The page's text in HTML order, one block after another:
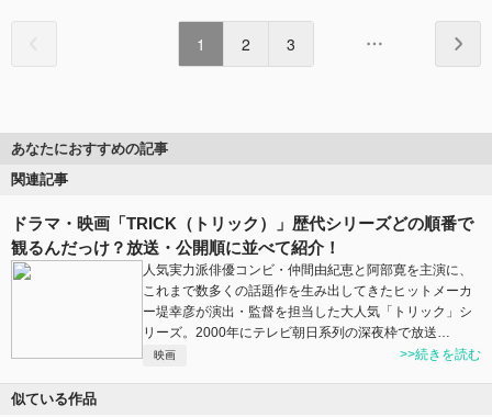
1 2 3
あなたにおすすめの記事
関連記事
ドラマ・映画「TRICK（トリック）」歴代シリーズどの順番で
観るんだっけ？放送・公開順に並べて紹介！
人気実力派俳優コンビ・仲間由紀恵と阿部寛を主演に、
これまで数多くの話題作を生み出してきたヒットメーカ
ー堤幸彦が演出・監督を担当した大人気「トリック」シ
リーズ。2000年にテレビ朝日系列の深夜枠で放送…
映画 >>続きを読む
似ている作品